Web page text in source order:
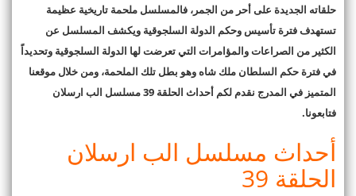
حلقاته الجديدة على أحر من الجمر، فالمسلسل ملحمة تاريخية عظيمة
تستهدف فترة تأسيس وحكم الدولة السلجوقية ويكشف المسلسل عن
الكثير من الصراعات والمؤامرات التي تعرضت لها الدولة السلجوقية وتحديداً
في فترة حكم السلطان ملك شاه وهو بطل تلك الملحمة، ومن خلال موقعنا
المتميز في المدرج نقدم لكم أحداث الحلقة 39 مسلسل الب ارسلان
فتابعونا.
أحداث مسلسل الب ارسلان
الحلقة 39